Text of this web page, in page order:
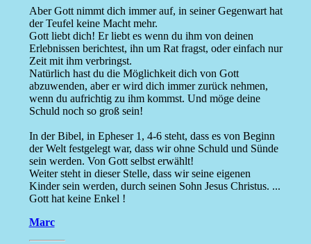
Aber Gott nimmt dich immer auf, in seiner Gegenwart hat
der Teufel keine Macht mehr.
Gott liebt dich! Er liebt es wenn du ihm von deinen
Erlebnissen berichtest, ihn um Rat fragst, oder einfach nur
Zeit mit ihm verbringst.
Natürlich hast du die Möglichkeit dich von Gott
abzuwenden, aber er wird dich immer zurück nehmen,
wenn du aufrichtig zu ihm kommst. Und möge deine
Schuld noch so groß sein!
In der Bibel, in Epheser 1, 4-6 steht, dass es von Beginn
der Welt festgelegt war, dass wir ohne Schuld und Sünde
sein werden. Von Gott selbst erwählt!
Weiter steht in dieser Stelle, dass wir seine eigenen
Kinder sein werden, durch seinen Sohn Jesus Christus. ...
Gott hat keine Enkel !
Marc